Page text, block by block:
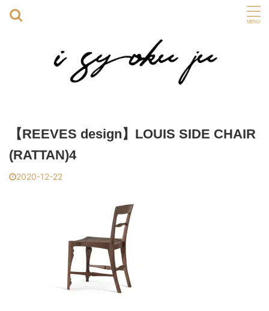
【REEVES design】LOUIS SIDE CHAIR
(RATTAN)4
2020-12-22